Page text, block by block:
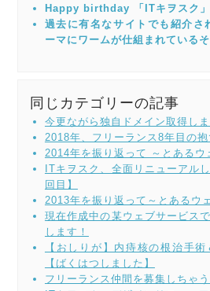
Happy birthday 「ITキヲスク
過去に有名なサイトでも紹介
ーマにワームが仕組まれているそ
同じカテゴリーの記事
今更ながら独自ドメイン取得しま
2018年、フリーランス8年目の抱
2014年を振り返って ～とあるウ
ITキヲスク、全面リニューアル
回目】
2013年を振り返って～とあるウ
現在作成中の某ウェブサービス
します！
【おしりが】内痔核の根治手
【ばくはつしました】
フリーランス仲間を募集しちゃ